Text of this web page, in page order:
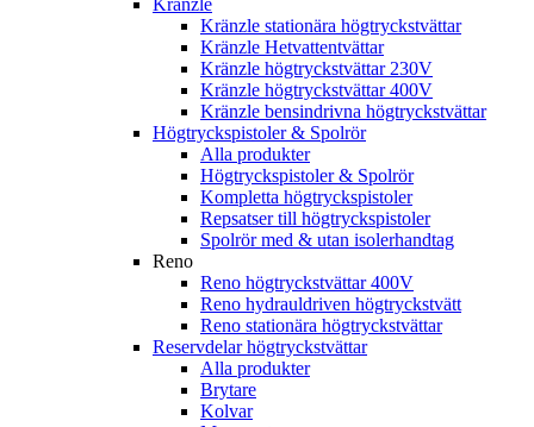
Kränzle
Kränzle stationära högtryckstvättar
Kränzle Hetvattentvättar
Kränzle högtryckstvättar 230V
Kränzle högtryckstvättar 400V
Kränzle bensindrivna högtryckstvättar
Högtryckspistoler & Spolrör
Alla produkter
Högtryckspistoler & Spolrör
Kompletta högtryckspistoler
Repsatser till högtryckspistoler
Spolrör med & utan isolerhandtag
Reno
Reno högtryckstvättar 400V
Reno hydrauldriven högtryckstvätt
Reno stationära högtryckstvättar
Reservdelar högtryckstvättar
Alla produkter
Brytare
Kolvar